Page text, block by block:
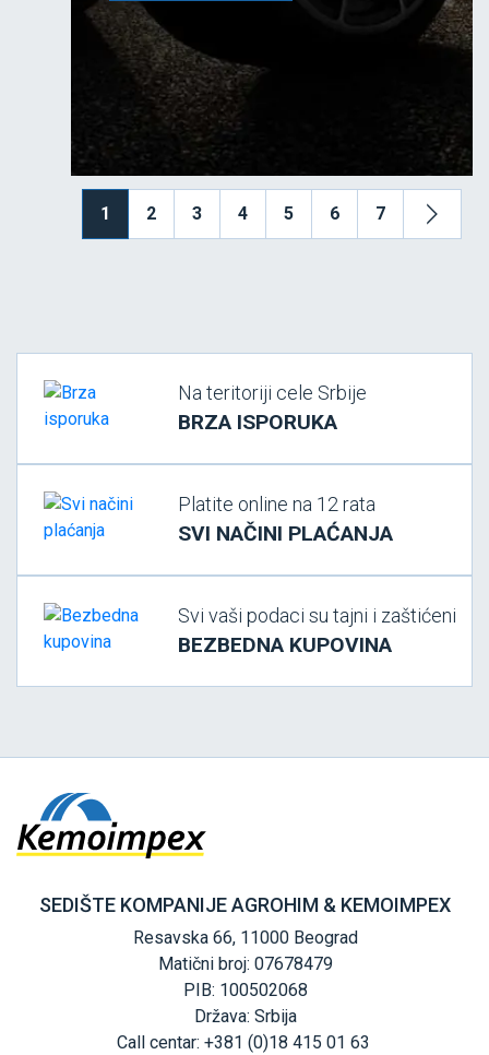
1 2 3 4 5 6 7
Na teritoriji cele Srbije
BRZA ISPORUKA
Platite online na 12 rata
SVI NAČINI PLAĆANJA
Svi vaši podaci su tajni i zaštićeni
BEZBEDNA KUPOVINA
SEDIŠTE KOMPANIJE AGROHIM & KEMOIMPEX
Resavska 66, 11000 Beograd
Matični broj: 07678479
PIB: 100502068
Država: Srbija
Call centar: +381 (0)18 415 01 63